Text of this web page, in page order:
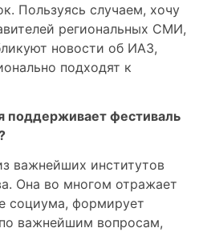
Пользуясь случаем, хочу
региональных СМИ,
новости об ИАЗ,
подходят к
поддерживает фестиваль
важнейших институтов
Она во многом отражает
социума, формирует
важнейшим вопросам,